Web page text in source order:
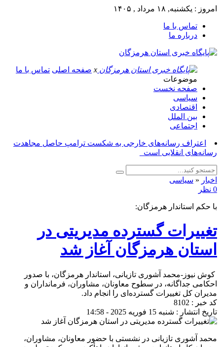
امروز : یکشنبه, ۱۸ مرداد , ۱۴۰۵
تماس با ما
درباره ما
x صفحه اصلی تماس با ما
موضوعات
صفحه نخست
سیاسی
اقتصادی
بین الملل
اجتماعی
اعتراف رسانه‌های خارجی به شکست ترامپ حاصل مجاهدت
رسانه‌های انقلابی است_
اخبار « سیاسی
0 نظر
با حکم استاندار هرمزگان:
تغییرات گسترده مدیریتی در
استان هرمزگان آغاز شد
کوش نیوز-محمد آشوری تازیانی، استاندار هرمزگان، با صدور
احکامی جداگانه، در سطوح معاونان، مشاوران، فرمانداران و
مدیران کل تغییرات گسترده‌ای را انجام داد.
کد خبر : 8102
تاریخ انتشار : شنبه 15 فوریه 2025 - 14:58
محمد آشوری تازیانی در نشستی با حضور معاونان، مشاوران،